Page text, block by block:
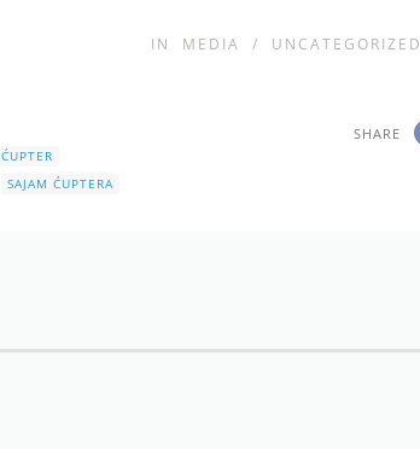
IN MEDIA / UNCATEGORIZED
SHARE
ĆUPTER
SAJAM ĆUPTERA